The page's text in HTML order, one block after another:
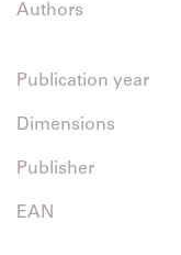
Authors
Publication year
Dimensions
Publisher
EAN